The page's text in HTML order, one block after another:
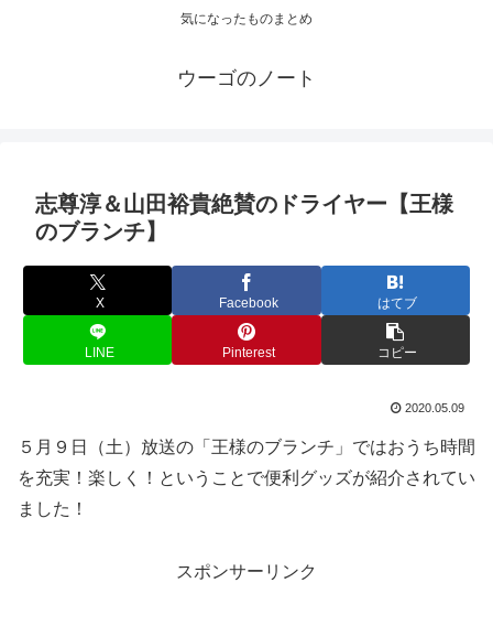
気になったものまとめ
ウーゴのノート
志尊淳＆山田裕貴絶賛のドライヤー【王様
のブランチ】
X Facebook はてブ
LINE Pinterest コピー
2020.05.09
５月９日（土）放送の「王様のブランチ」ではおうち時間
を充実！楽しく！ということで便利グッズが紹介されてい
ました！
スポンサーリンク